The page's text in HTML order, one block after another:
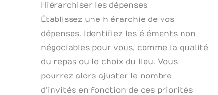
Hiérarchiser les dépenses
Établissez une hiérarchie de vos
dépenses. Identifiez les éléments non
négociables pour vous, comme la qualité
du repas ou le choix du lieu. Vous
pourrez alors ajuster le nombre
d’invités en fonction de ces priorités